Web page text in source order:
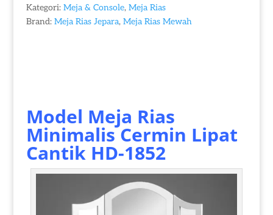
Kategori: Meja & Console, Meja Rias
Brand: Meja Rias Jepara, Meja Rias Mewah
Model Meja Rias
MinimalisCermin Lipat
Cantik HD-1852